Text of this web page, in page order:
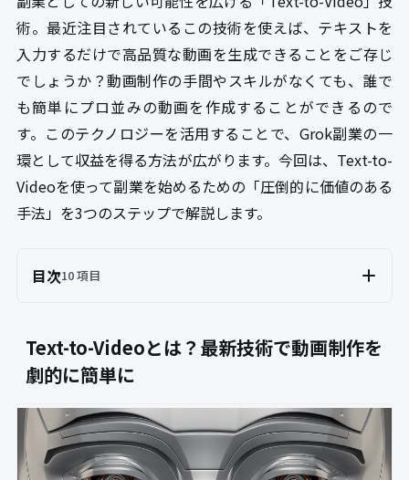
術。最近注目されているこの技術を使えば、テキストを
入力するだけで高品質な動画を生成できることをご存じ
でしょうか？動画制作の手間やスキルがなくても、誰で
も簡単にプロ並みの動画を作成することができるので
す。このテクノロジーを活用することで、Grok副業の一
環として収益を得る方法が広がります。今回は、Text-to-
Videoを使って副業を始めるための「圧倒的に価値のある
手法」を3つのステップで解説します。
目次10 項目
Text-to-Videoとは？最新技術で動画制作を
劇的に簡単に